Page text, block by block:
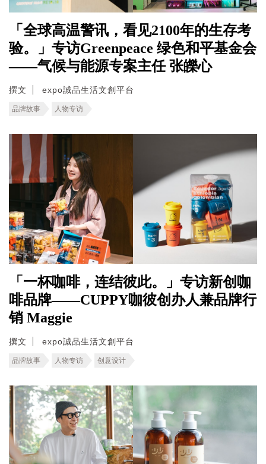
「全球高温警讯，看见2100年的生存考
验。」专访Greenpeace 绿色和平基金会
——气候与能源专案主任 张皪心
撰文 expo誠品生活文創平台
品牌故事 人物专访
「一杯咖啡，连结彼此。」专访新创咖
啡品牌——CUPPY咖彼创办人兼品牌行
销 Maggie
撰文 expo誠品生活文創平台
品牌故事 人物专访 创意设计